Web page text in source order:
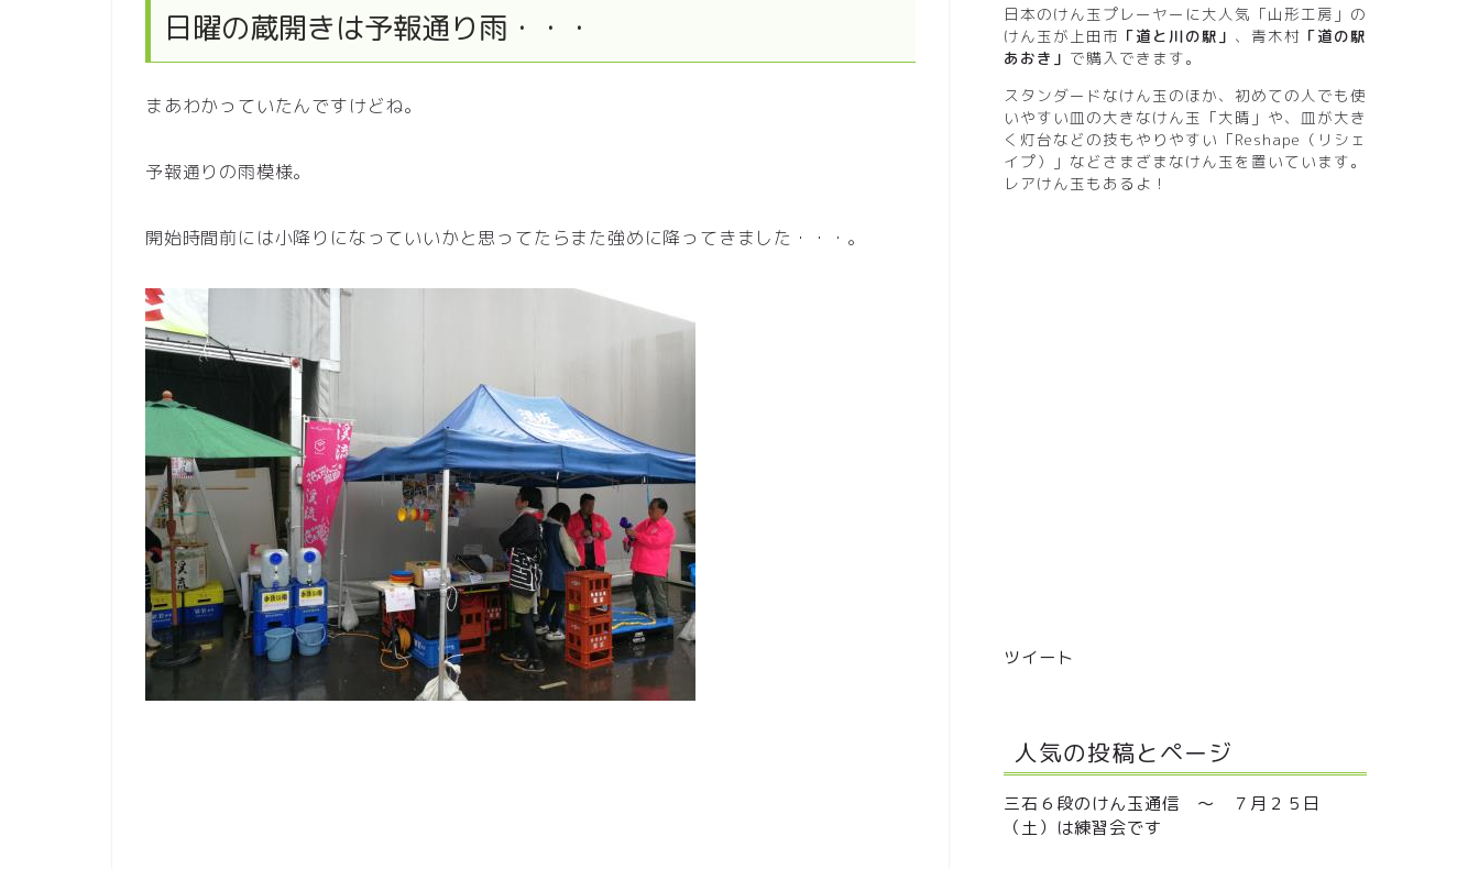
日曜の蔵開きは予報通り雨・・・
まあわかっていたんですけどね。
予報通りの雨模様。
開始時間前には小降りになっていいかと思ってたらまた強めに降ってきました・・・。
日本のけん玉プレーヤーに大人気「山形工房」の
けん玉が上田市 「道と川の駅」 、青木村 「道の駅
あおき」 で購入できます。
スタンダードなけん玉のほか、初めての人でも使
いやすい皿の大きなけん玉「大晴」や、皿が大き
く灯台などの技もやりやすい「Reshape（リシェ
イプ）」などさまざまなけん玉を置いています。
レアけん玉もあるよ！
ツイート
人気の投稿とページ
三石６段のけん玉通信 ～ ７月２５日
（土）は練習会です